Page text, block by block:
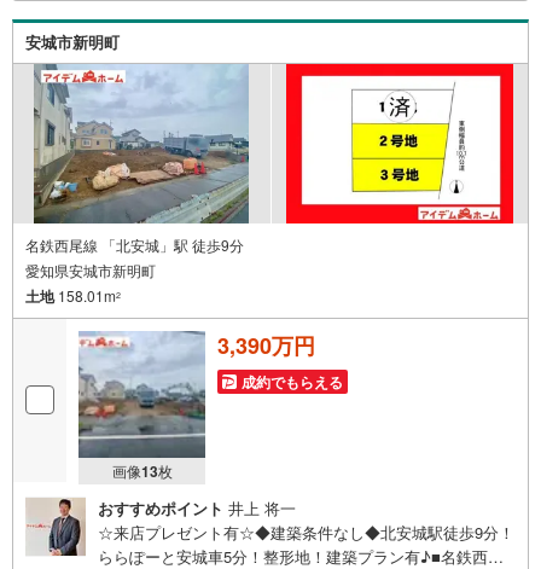
の提供・現に売り出し中物件の商談などの販売状況や工事
進捗状況の提供・豊富な物件情報の中からお客様のご要望
に合わせて物件をご紹介～*アイデムホームではお客様第一
での営業を心掛けております*～是非お気軽にお問い合わせ
くださいませ！
安城市新明町
名鉄西尾線 「北安城」駅 徒歩9分
愛知県安城市新明町
土地158.01m2
画像13枚
3,390万円
成約でもらえる
おすすめポイント 井上 将一
☆来店プレゼント有☆◆建築条件なし◆北安城駅徒歩9分！
ららぽーと安城車5分！整形地！建築プラン有♪■名鉄西尾